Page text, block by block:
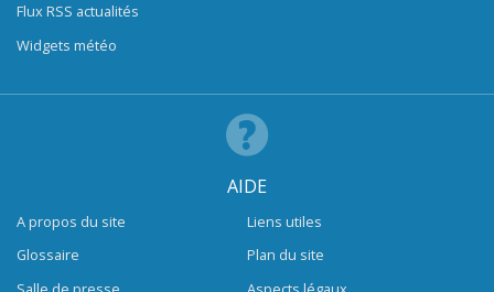
Flux RSS actualités
Widgets météo
AIDE
A propos du site
Glossaire
Liens utiles
Plan du site